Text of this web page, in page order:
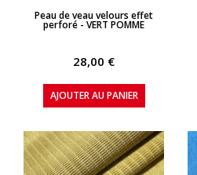
APERÇU RAPIDE
Peau de veau velours effet
perforé - VERT POMME
28,00 €
AJOUTER AU PANIER